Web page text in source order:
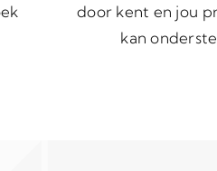
door kent en jou
kan